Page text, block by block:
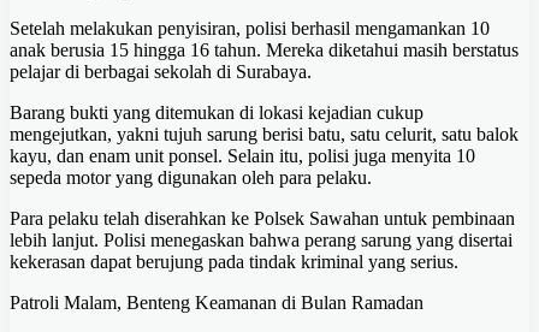
Setelah melakukan penyisiran, polisi berhasil mengamankan 10
anak berusia 15 hingga 16 tahun. Mereka diketahui masih berstatus
pelajar di berbagai sekolah di Surabaya.
Barang bukti yang ditemukan di lokasi kejadian cukup
mengejutkan, yakni tujuh sarung berisi batu, satu celurit, satu balok
kayu, dan enam unit ponsel. Selain itu, polisi juga menyita 10
sepeda motor yang digunakan oleh para pelaku.
Para pelaku telah diserahkan ke Polsek Sawahan untuk pembinaan
lebih lanjut. Polisi menegaskan bahwa perang sarung yang disertai
kekerasan dapat berujung pada tindak kriminal yang serius.
Patroli Malam, Benteng Keamanan di Bulan Ramadan